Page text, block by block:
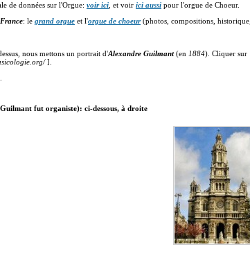
de données sur l'Orgue: voir ici , et voir ici aussi pour l'orgue de Choeur.
: le grand orgue et l'orgue de choeur(photos, compositions, historique,
nous mettons un portrait d'Alexandre Guilmant(en 1884). Cliquer sur
].
fut organiste): ci-dessous, à droite